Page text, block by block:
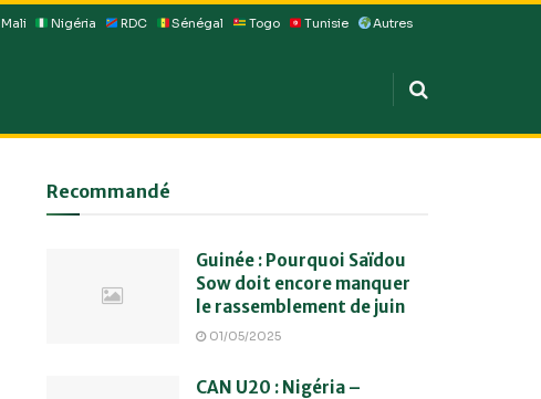
Mali Nigéria RDC Sénégal Togo Tunisie Autres
Recommandé
Guinée : Pourquoi Saïdou
Sow doit encore manquer
le rassemblement de juin
01/05/2025
CAN U20 : Nigéria –